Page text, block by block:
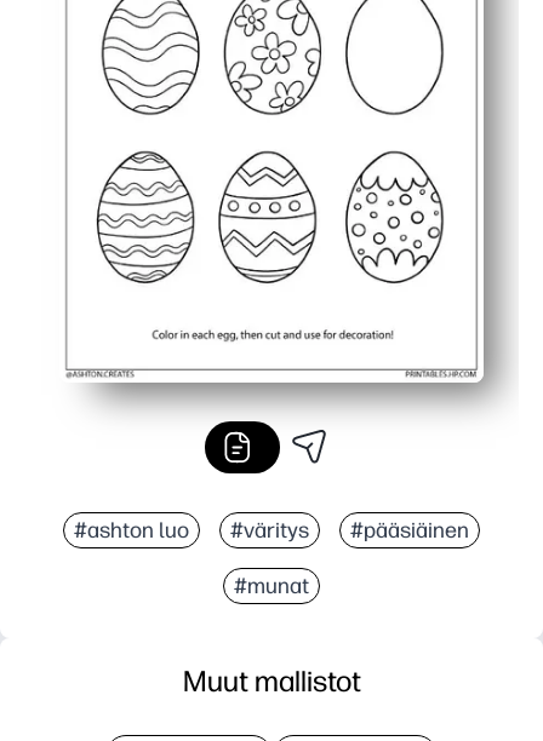
#ashton luo #väritys #pääsiäinen
#munat
Muut mallistot